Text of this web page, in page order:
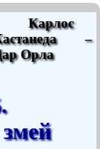
Карлос
–
Орла